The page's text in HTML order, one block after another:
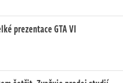
prezentace GTA VI